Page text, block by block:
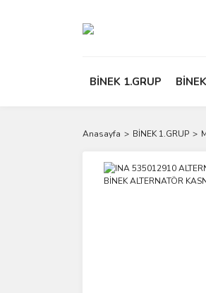
BİNEK 1.GRUP
Anasayfa BİNEK 1.GRUP